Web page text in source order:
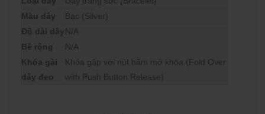
Màu dây
Bạc (Silver)
Độ dài dây N/A
Bề rộng
N/A
Khóa gài
dây đeo
Khóa gập với nút bấm mở khóa (Fold Over
with Push Button Release)